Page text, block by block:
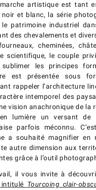
artistique est tant
et blanc, la série
le patrimoine industriel
des chevalements et
cheminées,
scientifique, le couple
les principes
est présentée sous
rappeler l’architecture
intemporel des
vision anachronique de la
lumière un versant de
parfois méconnu.
a souhaité magnifier en
autre dimension aux
grâce à l’outil
il vous invite à
Tourcoing clair-